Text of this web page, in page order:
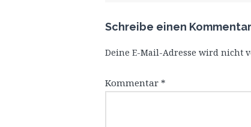
Schreibe einen Kommentar
Deine E-Mail-Adresse wird nicht
Kommentar *